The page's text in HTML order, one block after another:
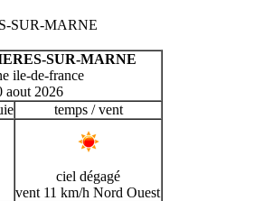
SUR-MARNE
SUR-MARNE
ile-de-france
aout 2026
temps / vent
ciel dégagé
vent 11 km/h Nord Ouest